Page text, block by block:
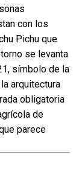
con los
Pichu que
se levanta
símbolo de la
arquitectura
obligatoria
de
parece